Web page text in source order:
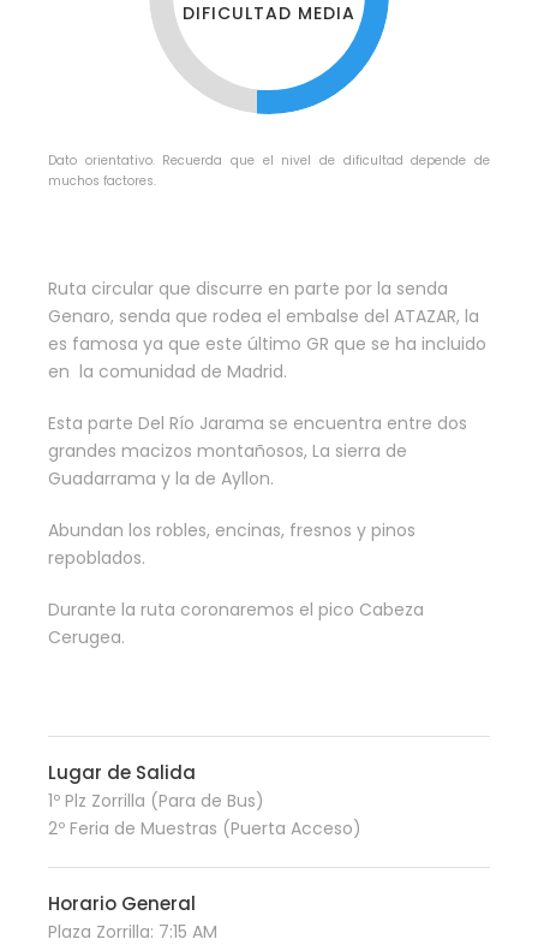
DIFICULTAD MEDIA
Dato orientativo. Recuerda que el nivel de dificultad depende de
muchos factores.
Ruta circular que discurre en parte por la senda
Genaro, senda que rodea el embalse del ATAZAR, la
es famosa ya que este último GR que se ha incluido
en la comunidad de Madrid.
Esta parte Del Río Jarama se encuentra entre dos
grandes macizos montañosos, La sierra de
Guadarrama y la de Ayllon.
Abundan los robles, encinas, fresnos y pinos
repoblados.
Durante la ruta coronaremos el pico Cabeza
Cerugea.
Lugar de Salida
1º Plz Zorrilla (Para de Bus)
2º Feria de Muestras (Puerta Acceso)
Horario General
Plaza Zorrilla: 7:15 AM